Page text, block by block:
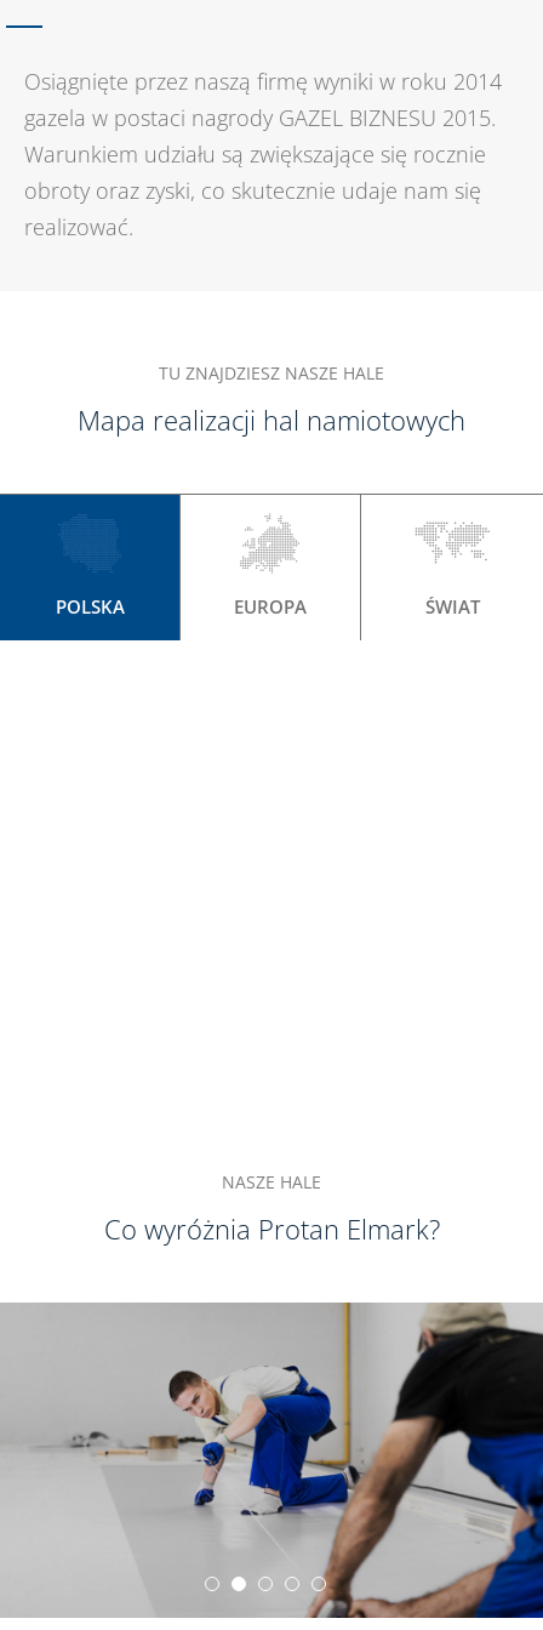
Osiągnięte przez naszą firmę wyniki w roku 2014
gazela w postaci nagrody GAZEL BIZNESU 2015.
Warunkiem udziału są zwiększające się rocznie
obroty oraz zyski, co skutecznie udaje nam się
realizować.
TU ZNAJDZIESZ NASZE HALE
Mapa realizacji hal namiotowych
POLSKA EUROPA ŚWIAT
NASZE HALE
Co wyróżnia Protan Elmark?